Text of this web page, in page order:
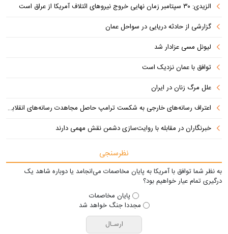
الزیدی: ۳۰ سپتامبر زمان نهایی خروج نیروهای ائتلاف آمریکا از عراق است
گزارشی از حادثه دریایی در سواحل عمان
لیونل مسی عزادار شد
توافق با عمان نزدیک است
علل مرگ زنان در ایران
اعتراف رسانه‌های خارجی به شکست ترامپ حاصل مجاهدت رسانه‌های انقلابی است
خبرنگاران در مقابله با روایت‌سازی دشمن نقش مهمی دارند
نظرسنجی
به نظر شما توافق با آمریکا به پایان مخاصمات می‌انجامد یا دوباره شاهد یک
درگیری تمام عیار خواهیم بود؟
پایان مخاصمات
مجددا جنگ خواهد شد